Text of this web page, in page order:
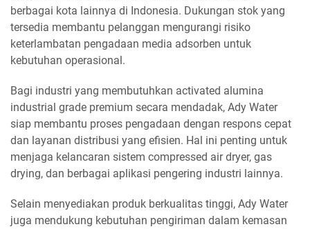
berbagai kota lainnya di Indonesia. Dukungan stok yang
tersedia membantu pelanggan mengurangi risiko
keterlambatan pengadaan media adsorben untuk
kebutuhan operasional.
Bagi industri yang membutuhkan activated alumina
industrial grade premium secara mendadak, Ady Water
siap membantu proses pengadaan dengan respons cepat
dan layanan distribusi yang efisien. Hal ini penting untuk
menjaga kelancaran sistem compressed air dryer, gas
drying, dan berbagai aplikasi pengering industri lainnya.
Selain menyediakan produk berkualitas tinggi, Ady Water
juga mendukung kebutuhan pengiriman dalam kemasan